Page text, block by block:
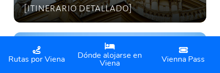
[itinerario detallado]
Rutas por Viena Dónde alojarse en
Viena Vienna Pass